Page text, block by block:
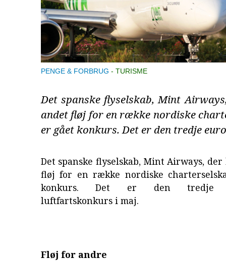
PENGE & FORBRUG TURISME
Det spanske flyselskab, Mint
andet fløj for en række nordiske
er gået konkurs. Det er den tredje
Det spanske flyselskab, Mint Airways,
fløj for en række nordiske
konkurs. Det er den tredje
luftfartskonkurs i maj.
Fløj for andre